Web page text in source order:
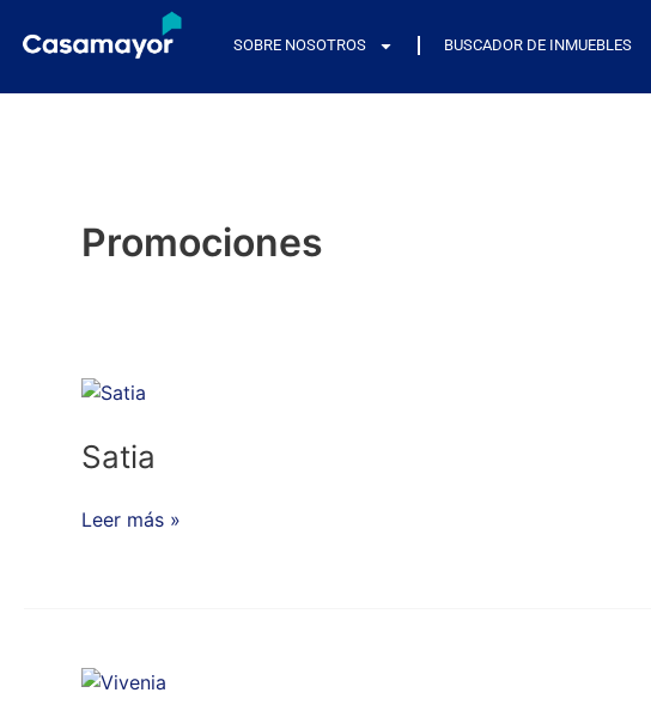
SOBRE NOSOTROS BUSCADOR DE INMUEBLES
Promociones
Satia
Satia
Leer más »
Vivenia